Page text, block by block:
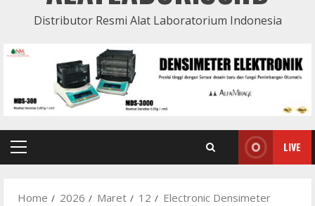
Distributor Resmi Alat Laboratorium Indonesia
Primary
LIVE
Home 2026 Maret 12 Electronic Densimeter